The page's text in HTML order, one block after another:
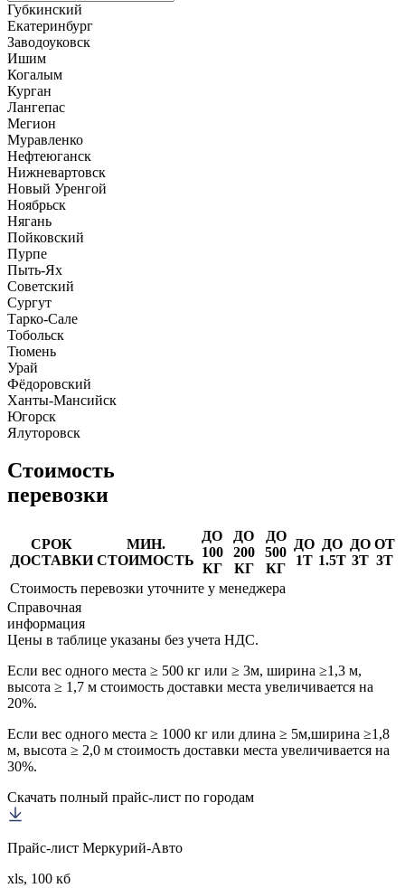
Губкинский
Екатеринбург
Заводоуковск
Ишим
Когалым
Курган
Лангепас
Мегион
Муравленко
Нефтеюганск
Нижневартовск
Новый Уренгой
Ноябрьск
Нягань
Пойковский
Пурпе
Пыть-Ях
Советский
Сургут
Тарко-Сале
Тобольск
Тюмень
Урай
Фёдоровский
Ханты-Мансийск
Югорск
Ялуторовск
Стоимость
перевозки
СРОК
ДОСТАВКИ
МИН.
СТОИМОСТЬ
ДО
100
КГ
ДО
200
КГ
ДО
500
КГ
ДО
1Т
ДО
1.5Т
ДО
3Т
ОТ
3Т
Стоимость перевозки уточните у менеджера
Справочная
информация
Цены в таблице указаны без учета НДС.
Если вес одного места ≥ 500 кг или ≥ 3м, ширина ≥1,3 м,
высота ≥ 1,7 м стоимость доставки места увеличивается на
20%.
Если вес одного места ≥ 1000 кг или длина ≥ 5м,ширина ≥1,8
м, высота ≥ 2,0 м стоимость доставки места увеличивается на
30%.
Скачать полный прайс-лист по городам
Прайс-лист Меркурий-Авто
xls, 100 кб